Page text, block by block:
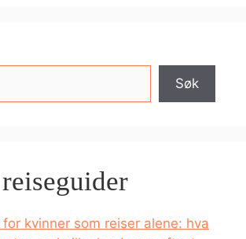
Søk
kvinner som reiser alene: hva